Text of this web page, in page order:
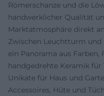
Römerschanze und die
handwerklicher Qualität
Marktatmosphäre direkt
Zwischen Leuchtturm
ein Panorama aus
handgedrehte Keramik für
Unikate für Haus und
Accessoires, Hüte und